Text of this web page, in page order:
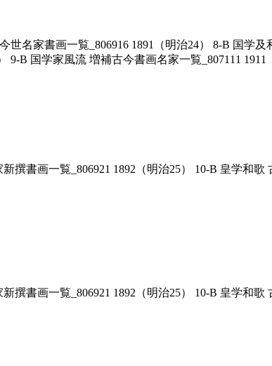
名家書画一覧_806916 1891（明治24） 8-B 国学
9-B 国学家風流 増補古今書画名家一覧_807111 1911
書画一覧_806921 1892（明治25） 10-B 皇学和歌
書画一覧_806921 1892（明治25） 10-B 皇学和歌